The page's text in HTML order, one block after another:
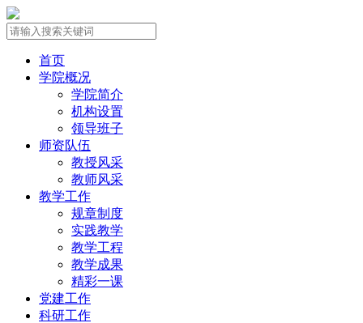
首页
学院概况
学院简介
机构设置
领导班子
师资队伍
教授风采
教师风采
教学工作
规章制度
实践教学
教学工程
教学成果
精彩一课
党建工作
科研工作